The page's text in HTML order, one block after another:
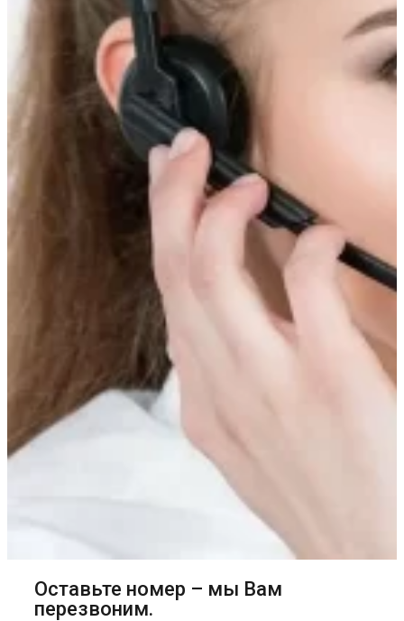
Оставьте номер – мы Вам
перезвоним.